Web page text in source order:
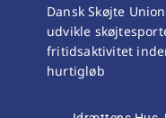
Dansk Skøjte
udvikle
fritidsaktivitet
hurtigløb